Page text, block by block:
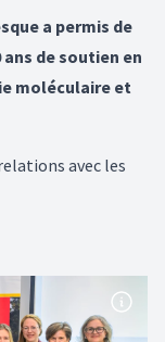
a permis de
de soutien en
moléculaire et
avec les